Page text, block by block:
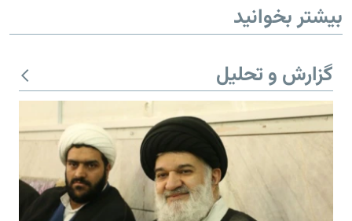
بیشتر بخوانید
گزارش و تحلیل